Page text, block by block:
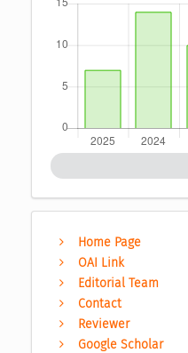
Home Page
OAI Link
Editorial Team
Contact
Reviewer
Google Scholar